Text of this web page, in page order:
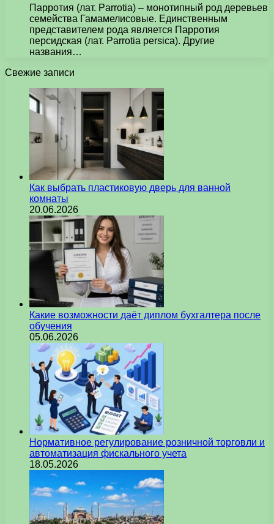
Парротия (лат. Parrotia) – монотипный род деревьев
семейства Гамамелисовые. Единственным
представителем рода является Парротия
персидская (лат. Parrotia persica). Другие
названия…
Свежие записи
Как выбрать пластиковую дверь для ванной
комнаты
20.06.2026
Какие возможности даёт диплом бухгалтера после
обучения
05.06.2026
Нормативное регулирование розничной торговли и
автоматизация фискального учета
18.05.2026